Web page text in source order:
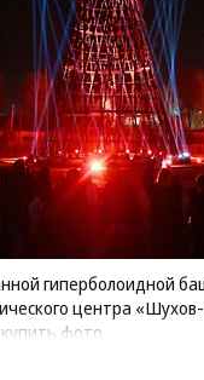
гиперболоидной
центра
купить фото